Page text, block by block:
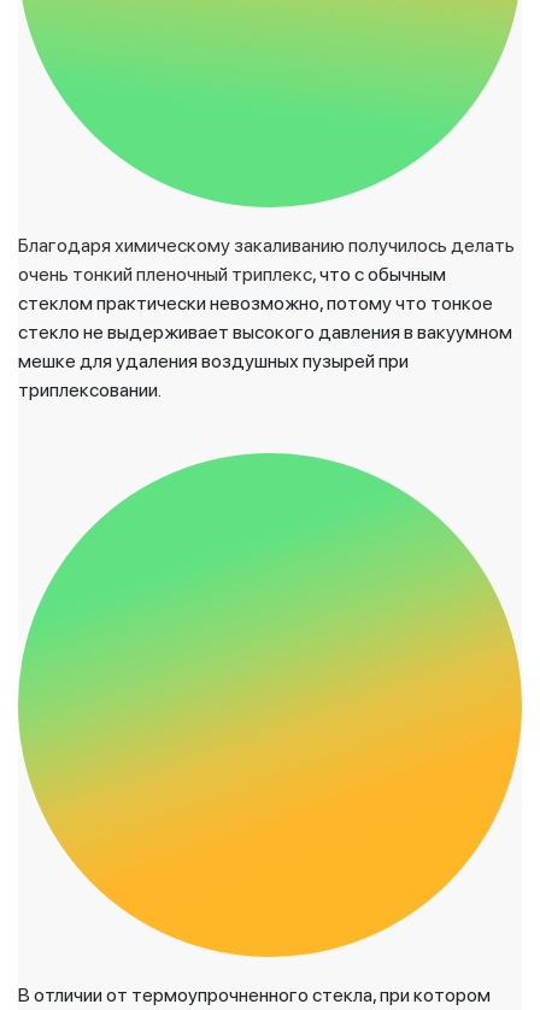
Благодаря химическому закаливанию получилось делать
очень тонкий пленочный триплекс,что с обычным
стеклом практически невозможно, потому что тонкое
стекло не выдерживает высокого давления в вакуумном
мешке для удаления воздушных пузырей при
триплексовании.
В отличии от термоупрочненного стекла, при котором